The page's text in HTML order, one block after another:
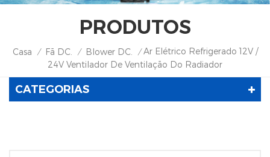
PRODUTOS
Casa / Fã DC. / Blower DC. / Ar Elétrico Refrigerado 12V /
24V Ventilador De Ventilação Do Radiador
CATEGORIAS